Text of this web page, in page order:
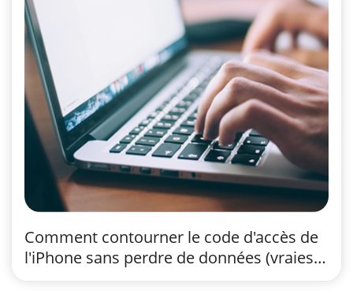
Comment contourner le code d'accès de
l'iPhone sans perdre de données (vraies